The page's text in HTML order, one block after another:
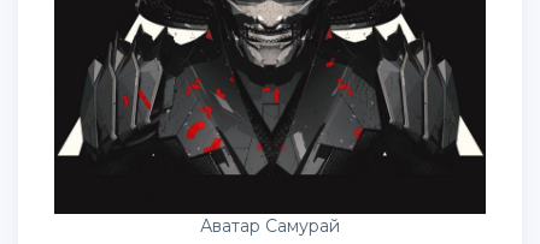
Аватар Самурай